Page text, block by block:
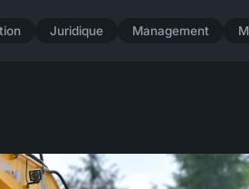
Juridique Management